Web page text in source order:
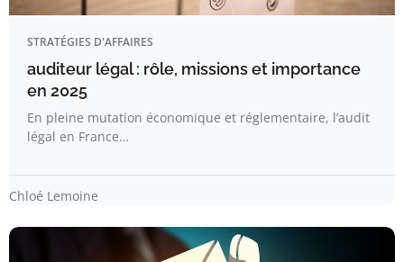
STRATÉGIES D'AFFAIRES
auditeur légal : rôle, missions et importance
en 2025
En pleine mutation économique et réglementaire, l’audit
légal en France…
Chloé Lemoine